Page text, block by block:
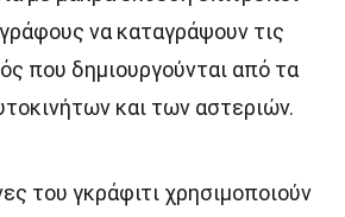
να καταγράψουν τις
που δημιουργούνται από τα
και των αστεριών.
του γκράφιτι χρησιμοποιούν